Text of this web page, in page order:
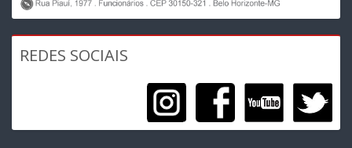
REDES SOCIAIS